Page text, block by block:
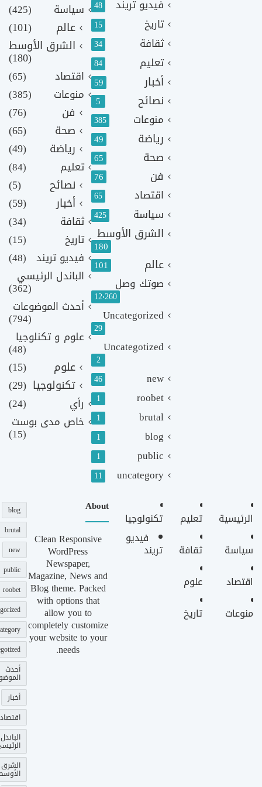
فيديو تريند 48
تاريخ 15
ثقافة 34
تعليم 84
أخبار 59
نصائح 5
منوعات 385
رياضة 49
صحة 65
فن 76
اقتصاد 65
سياسة 425
الشرق الأوسط
180
عالم 101
صوتك وصل
12٬260
Uncategorized
29
Uncategotized
2
new
46
roobet
1
brutal
1
blog
1
public
1
uncategory
11
سياسة
(425)
عالم
(101)
الشرق الأوسط
(180)
اقتصاد
(65)
منوعات
(385)
فن
(76)
صحة
(65)
رياضة
(49)
تعليم (84)
نصائح
(5)
أخبار
(59)
ثقافة
(34)
تاريخ
(15)
فيديو تريند (48)
الباندل الرئيسي
(362)
أحدث الموضوعات
(794)
علوم و تكنلوجيا
(48)
علوم
(15)
تكنولوجيا (29)
رأي
(24)
خاص مدى بوست
(15)
الرئيسية
سياسة
اقتصاد
منوعات
تعليم
ثقافة
علوم
تاريخ
تكنولوجيا
فيديو
تريند
About
Clean Responsive
WordPress
Newspaper,
Magazine, News and
Blog theme. Packed
with options that
allow you to
completely customize
your website to your
needs.
blog
brutal
new
public
roobet
أحدث
أخبار
اقتصاد
الباندل
الشرق